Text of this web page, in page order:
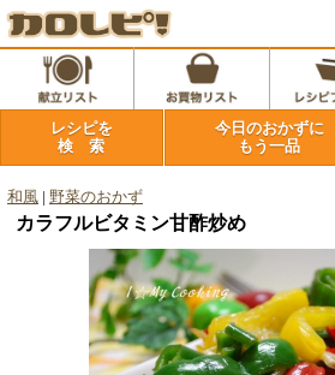
レシピを
検 索
今日のおかずに
もう一品
和風 野菜のおかず
カラフルビタミン甘酢炒め